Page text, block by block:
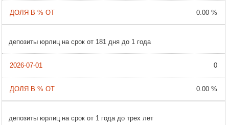
0.00 %
депозиты юрлиц на срок от 181 дня до 1 года
0
0.00 %
депозиты юрлиц на срок от 1 года до трех лет